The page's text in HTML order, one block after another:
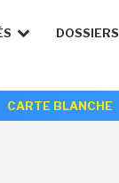
DOSSIERS
CARTE BLANCHE